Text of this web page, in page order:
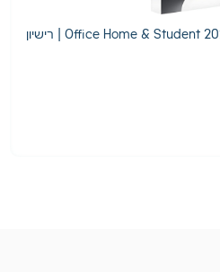
אופיס הום & סטודנט 2021 | 2021 Office Home & Student | רישיון